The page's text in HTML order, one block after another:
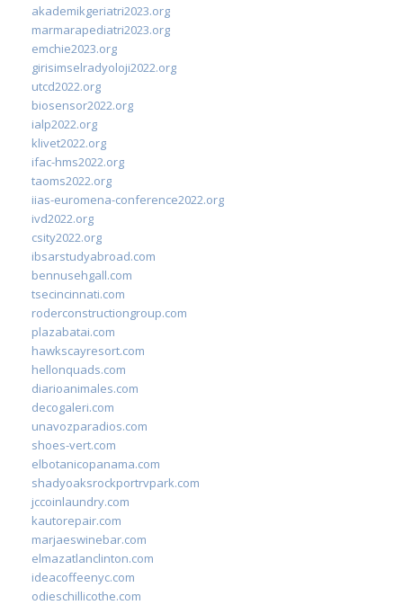
akademikgeriatri2023.org
marmarapediatri2023.org
emchie2023.org
girisimselradyoloji2022.org
utcd2022.org
biosensor2022.org
ialp2022.org
klivet2022.org
ifac-hms2022.org
taoms2022.org
iias-euromena-conference2022.org
ivd2022.org
csity2022.org
ibsarstudyabroad.com
bennusehgall.com
tsecincinnati.com
roderconstructiongroup.com
plazabatai.com
hawkscayresort.com
hellonquads.com
diarioanimales.com
decogaleri.com
unavozparadios.com
shoes-vert.com
elbotanicopanama.com
shadyoaksrockportrvpark.com
jccoinlaundry.com
kautorepair.com
marjaeswinebar.com
elmazatlanclinton.com
ideacoffeenyc.com
odieschillicothe.com